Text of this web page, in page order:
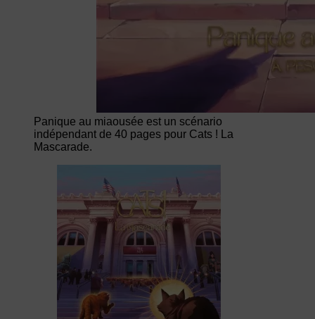
Panique au miaousée est un scénario
indépendant de 40 pages pour Cats ! La
Mascarade.